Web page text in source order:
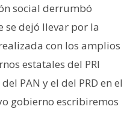
social derrumbó
se dejó llevar por la
con los amplios
estatales del PRI
PAN y el del PRD en el
gobierno escribiremos